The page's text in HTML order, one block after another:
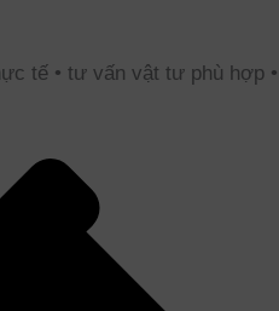
tế • tư vấn vật tư phù hợp •